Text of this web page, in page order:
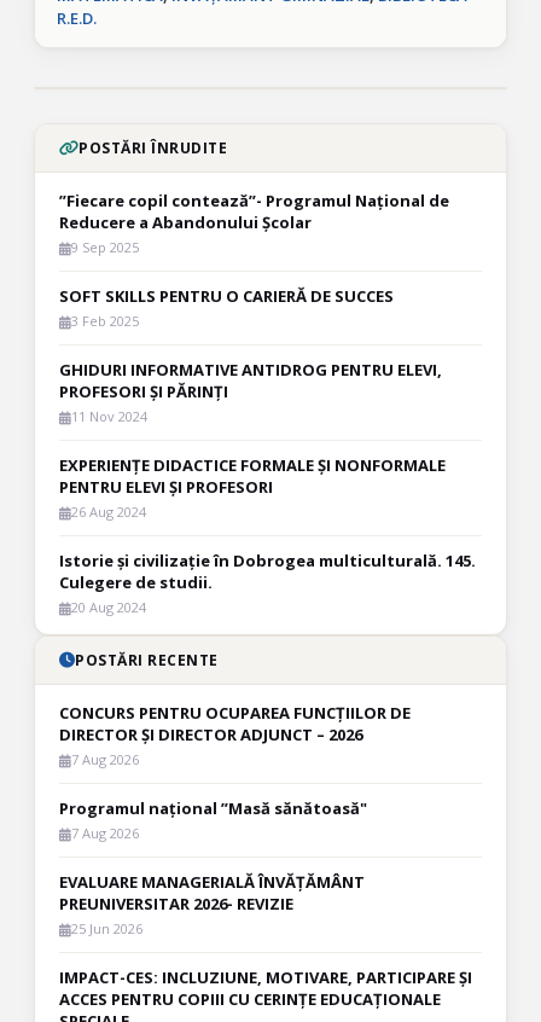
R.E.D.
POSTĂRI ÎNRUDITE
”Fiecare copil contează”- Programul Național de
Reducere a Abandonului Școlar
9 Sep 2025
SOFT SKILLS PENTRU O CARIERĂ DE SUCCES
3 Feb 2025
GHIDURI INFORMATIVE ANTIDROG PENTRU ELEVI,
PROFESORI ȘI PĂRINȚI
11 Nov 2024
EXPERIENȚE DIDACTICE FORMALE ȘI NONFORMALE
PENTRU ELEVI ȘI PROFESORI
26 Aug 2024
Istorie și civilizație în Dobrogea multiculturală. 145.
Culegere de studii.
20 Aug 2024
POSTĂRI RECENTE
CONCURS PENTRU OCUPAREA FUNCȚIILOR DE
DIRECTOR ȘI DIRECTOR ADJUNCT – 2026
7 Aug 2026
Programul național ”Masă sănătoasă"
7 Aug 2026
EVALUARE MANAGERIALĂ ÎNVĂȚĂMÂNT
PREUNIVERSITAR 2026- REVIZIE
25 Jun 2026
IMPACT-CES: INCLUZIUNE, MOTIVARE, PARTICIPARE ȘI
ACCES PENTRU COPIII CU CERINȚE EDUCAȚIONALE